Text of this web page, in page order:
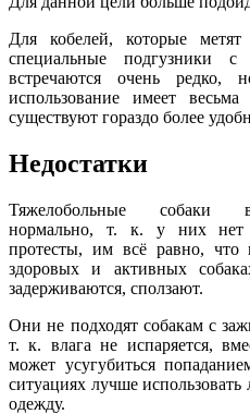
Для кобелей, которые
специальные подгузники
встречаются очень
использование имеет
существуют гораздо более
Недостатки
Тяжелобольные собаки
нормально, т. к. у них нет
протесты, им всё равно, что
здоровых и активных
задерживаются, сползают.
Они не подходят собакам с
т. к. влага не испаряется,
может усугубиться
ситуациях лучше
одежду.